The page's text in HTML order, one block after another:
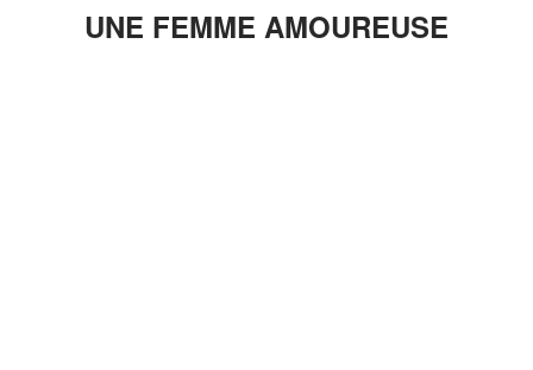
UNE FEMME AMOUREUSE